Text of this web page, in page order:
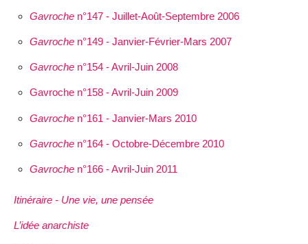
Gavrochen°147 - Juillet-Août-Septembre 2006
Gavrochen°149 - Janvier-Février-Mars 2007
Gavrochen°154 - Avril-Juin 2008
Gavroche n°158 - Avril-Juin 2009
Gavrochen°161 - Janvier-Mars 2010
Gavrochen°164 - Octobre-Décembre 2010
Gavrochen°166 - Avril-Juin 2011
Itinéraire - Une vie, une pensée
L’idée anarchiste